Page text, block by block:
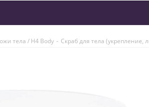
тела / H4 Body - Скраб для тела